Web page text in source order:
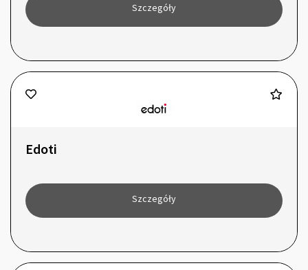
Szczegóły
Edoti
Szczegóły